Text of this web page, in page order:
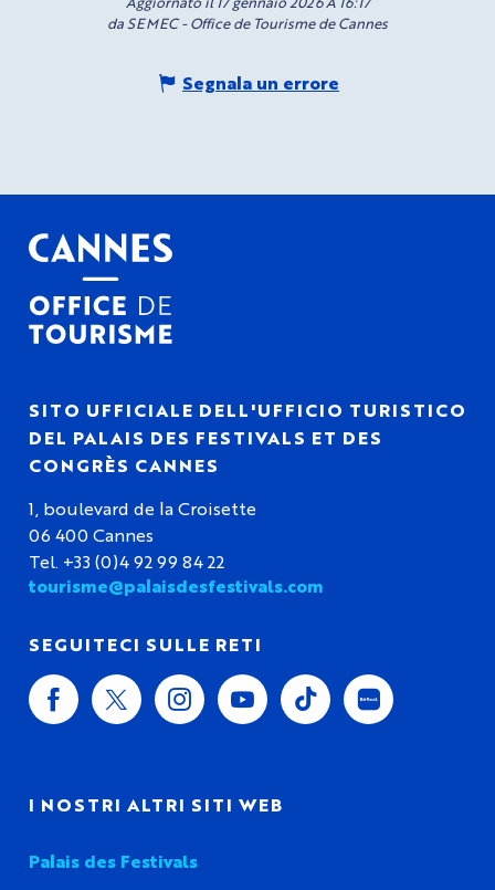
da SEMEC - Office de Tourisme de Cannes
Segnala un errore
SITO UFFICIALE DELL'UFFICIO TURISTICO
DEL PALAIS DES FESTIVALS ET DES
CONGRÈS CANNES
1, boulevard de la Croisette
06 400 Cannes
Tel. +33 (0)4 92 99 84 22
tourisme@palaisdesfestivals.com
SEGUITECI SULLE RETI
I NOSTRI ALTRI SITI WEB
Palais des Festivals